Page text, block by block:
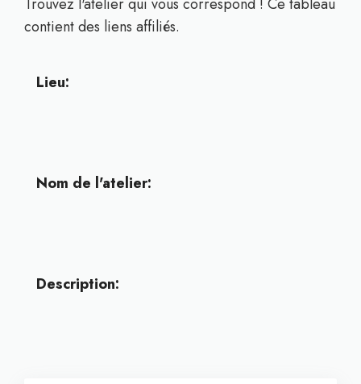
contient des liens affiliés.
Lieu:
Nom de l'atelier:
Description: